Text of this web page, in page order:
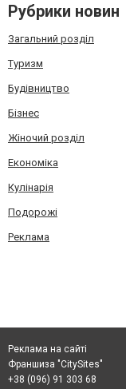
Рубрики новин
Загальний розділ
Туризм
Будівництво
Бізнес
Жіночий розділ
Економіка
Кулінарія
Подорожі
Реклама
Реклама на сайті
Франшиза "CitySites"
+38 (096) 91 303 68